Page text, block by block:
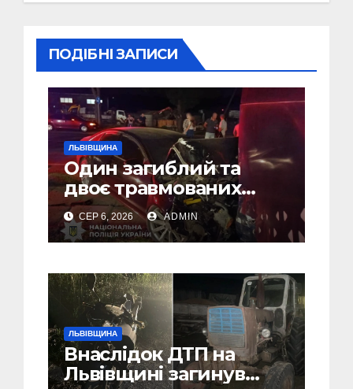
ПОДІБНІ ЗАПИСИ
ЛЬВІВЩИНА
Один загиблий та
двоє травмованих
внаслідок ДТП на
Самбірщині
СЕР 6, 2026 ADMIN
ЛЬВІВЩИНА
Внаслідок ДТП на
Львівщині загинув